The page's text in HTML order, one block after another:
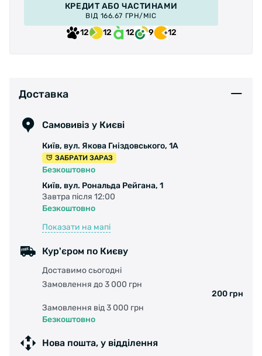
КРЕДИТ АБО ЧАСТИНАМИ
ВІД 166.67 ГРН/МІС
12 12 12 9 12
Доставка
Самовивіз у Києві
Київ, вул. Якова Гніздовського, 1А
ЗАБРАТИ ЗАРАЗ
Безкоштовно
Київ, вул. Рональда Рейгана, 1
Завтра після 12:00
Безкоштовно
Показати на мапі
Кур'єром по Києву
Доставимо сьогодні
Замовлення до 3 000 грн
200 грн
Замовлення від 3 000 грн
Безкоштовно
Нова пошта, у відділення